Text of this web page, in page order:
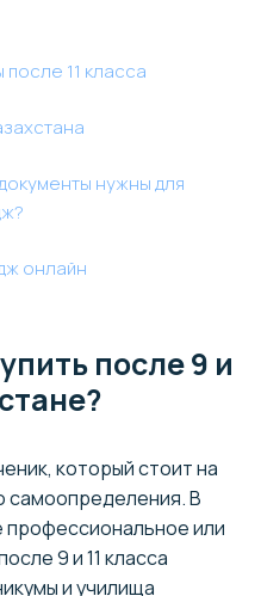
11 класса
нужны для
онлайн
после 9 и
который стоит на
самоопределения. В
профессиональное или
9 и 11 класса
и училища